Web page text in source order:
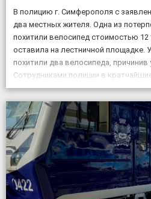
В полицию г. Симферополя с
два местных жителя. Одна из
похитили велосипед стоимостью
оставила на лестничной площадке.
похитили два велосипеда, причинив
Сотрудниками полиции в
совершении данных преступлений